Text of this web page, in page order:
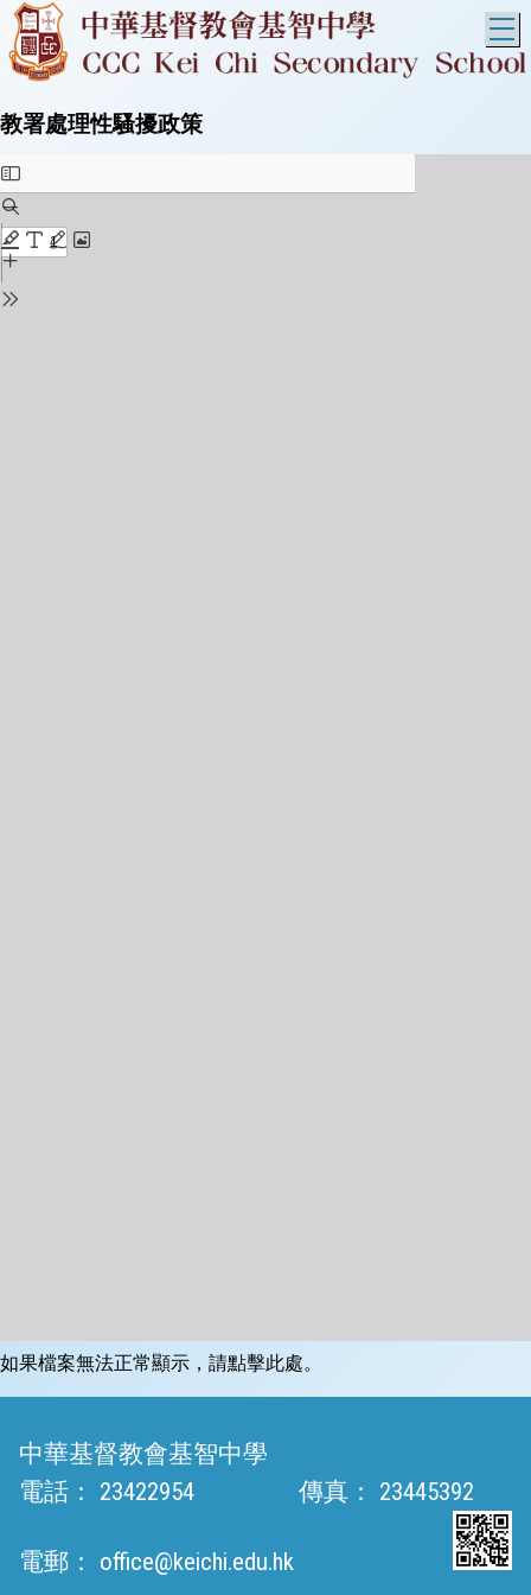
教署處理性騷擾政策
如果檔案無法正常顯示，請點擊此處。
中華基督教會基智中學
電話：
23422954 傳真： 23445392
電郵： office@keichi.edu.hk